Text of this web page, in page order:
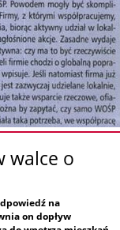
walce o
na
on dopływ